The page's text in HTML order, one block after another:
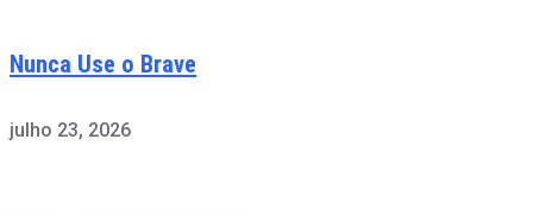
Nunca Use o Brave
julho 23, 2026